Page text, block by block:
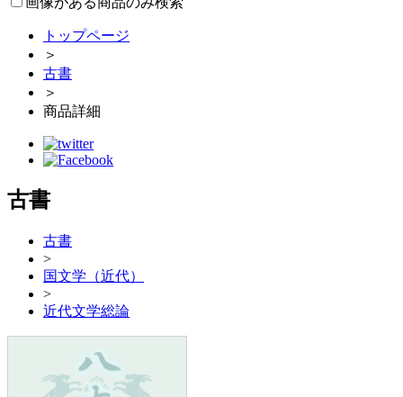
トップページ
＞
古書
＞
商品詳細
古書
古書
>
国文学（近代）
>
近代文学総論